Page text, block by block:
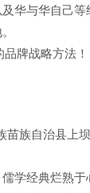
华与华自己
牌战略方法！
族自治县上
学经典烂熟